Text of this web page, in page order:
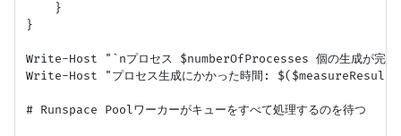
    }
}
Write-Host "`nプロセス $numberOfProcesses 個の生成が完
Write-Host "プロセス生成にかかった時間:
# Runspace Poolワーカーがキューをすべて処理するのを待つ